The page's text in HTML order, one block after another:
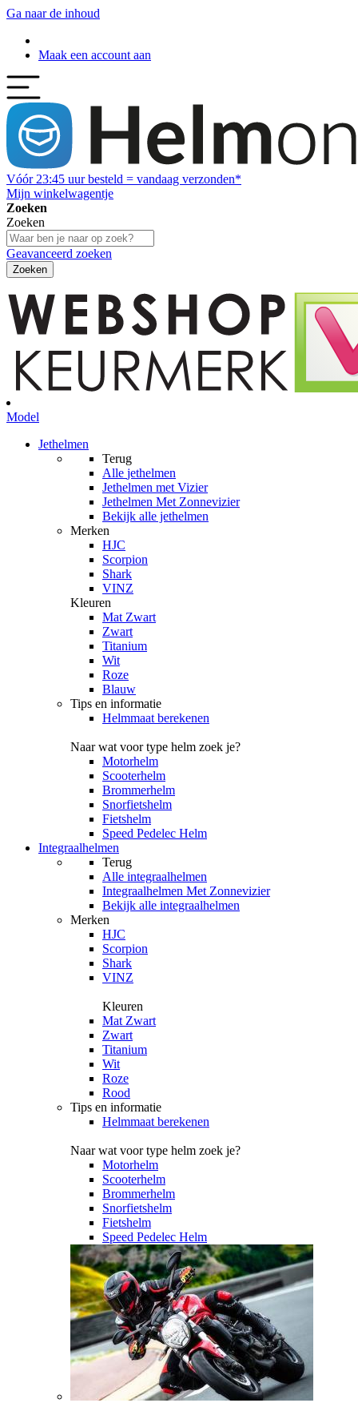
Ga naar de inhoud
Maak een account aan
Vóór 23:45 uur besteld = vandaag verzonden*
Mijn winkelwagentje
Zoeken
Zoeken
Geavanceerd zoeken
Zoeken
Model
Jethelmen
Terug
Alle jethelmen
Jethelmen met Vizier
Jethelmen Met Zonnevizier
Bekijk alle jethelmen
Merken
HJC
Scorpion
Shark
VINZ
Kleuren
Mat Zwart
Zwart
Titanium
Wit
Roze
Blauw
Tips en informatie
Helmmaat berekenen
Naar wat voor type helm zoek je?
Motorhelm
Scooterhelm
Brommerhelm
Snorfietshelm
Fietshelm
Speed Pedelec Helm
Integraalhelmen
Terug
Alle integraalhelmen
Integraalhelmen Met Zonnevizier
Bekijk alle integraalhelmen
Merken
HJC
Scorpion
Shark
VINZ
Kleuren
Mat Zwart
Zwart
Titanium
Wit
Roze
Rood
Tips en informatie
Helmmaat berekenen
Naar wat voor type helm zoek je?
Motorhelm
Scooterhelm
Brommerhelm
Snorfietshelm
Fietshelm
Speed Pedelec Helm